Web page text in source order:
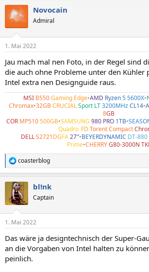
Novocain
Admiral
1. Mai 2022
Jau mach mal nen Foto, in der Regel sind
die auch ohne Probleme unter den Kühler
Intel extra nen Designguide raus.
MSI B550Gaming Edge•AMD Ryzen5 5600X•
Chromax•32GBCRUCIALSport LT3200MHzCL14•
8GB
COR MP510 500GB•SAMSUNG 980 PRO 1TB•
Quadro FD Torent Compact
DELL S2721DGFA 27"•BEYERDYNAMIC DT-880
Prime•CHERRY G80-3000N
R
e
i
e
:
coasterblog
bl!nk
Captain
1. Mai 2022
Das wäre ja designtechnisch der Super-
an die Vorgaben von Intel halten zu
peinlich.